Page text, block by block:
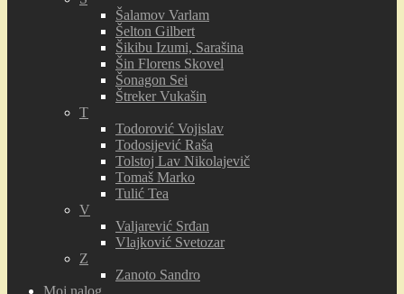
Šalamov Varlam
Šelton Gilbert
Šikibu Izumi, Sarašina
Šin Florens Skovel
Šonagon Sei
Štreker Vukašin
T
Todorović Vojislav
Todosijević Raša
Tolstoj Lav Nikolajevič
Tomaš Marko
Tulić Tea
V
Valjarević Srđan
Vlajković Svetozar
Z
Zanoto Sandro
Moj nalog